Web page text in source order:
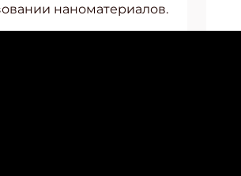
наноматериалов.